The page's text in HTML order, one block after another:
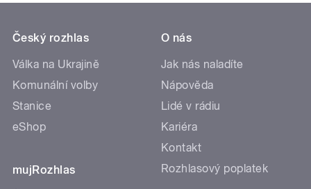
Český rozhlas
Válka na Ukrajině
Komunální volby
Stanice
eShop
mujRozhlas
O nás
Jak nás naladíte
Nápověda
Lidé v rádiu
Kariéra
Kontakt
Rozhlasový poplatek